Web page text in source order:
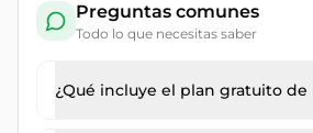
Preguntas comunes
Todo lo que necesitas saber
¿Qué incluye el plan gratuito de